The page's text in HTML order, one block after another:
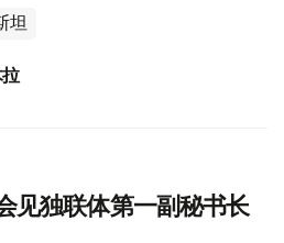
坦
见独联体第一副秘书长